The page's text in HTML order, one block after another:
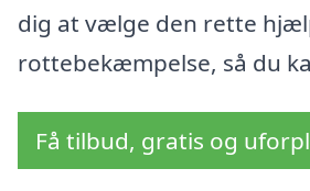
dig at vælge den rette
rottebekæmpelse, så du
Få tilbud, gratis og